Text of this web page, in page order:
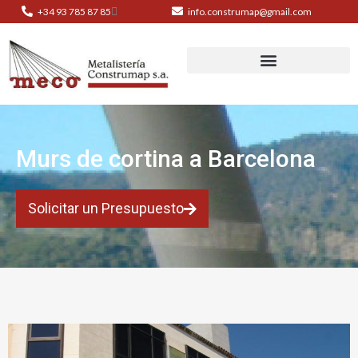
+34 93 785 87 85 info.construmap@gmail.com
Murs de cortina a Barcelona
Solicitar un Presupuesto